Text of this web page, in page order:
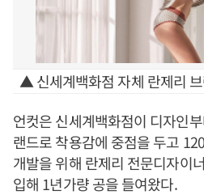
▲ 신세계백화점 자체 란제리
언컷은 신세계백화점이 디자인
랜드로 착용감에 중점을 두고
개발을 위해 란제리 전문디자이
입해 1년가량 공을 들여왔다.